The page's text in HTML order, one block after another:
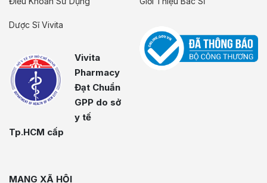
Dược Sĩ Vivita
Vivita
Pharmacy
Đạt Chuẩn
GPP do sở
y tế
Tp.HCM cấp
MẠNG XÃ HỘI